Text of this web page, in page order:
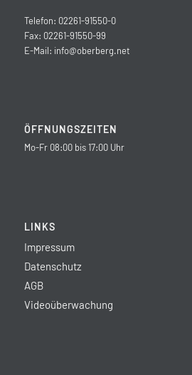
Telefon: 02261-91550-0
Fax: 02261-91550-99
E-Mail: info@oberberg.net
ÖFFNUNGSZEITEN
Mo-Fr 08:00 bis 17:00 Uhr
LINKS
Impressum
Datenschutz
AGB
Videoüberwachung